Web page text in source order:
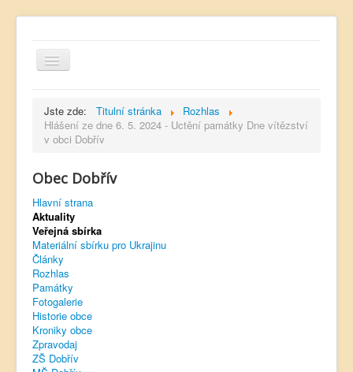
Kontakt
Úřední deska
Dobřívský zpravodaj
Rozhlas
Sokol Dobřív
Ubytování
Obec Pavlovsko
Jste zde: Titulní stránka
Rozhlas
Hlášení ze dne 6. 5. 2024 - Uctění památky Dne vítězství
v obci Dobřív
Obec Dobřív
Hlavní strana
Aktuality
Veřejná sbírka
Materiální sbírku pro Ukrajinu
Články
Rozhlas
Památky
Fotogalerie
Historie obce
Kroniky obce
Zpravodaj
ZŠ Dobřív